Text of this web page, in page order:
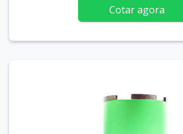
Cotar agora